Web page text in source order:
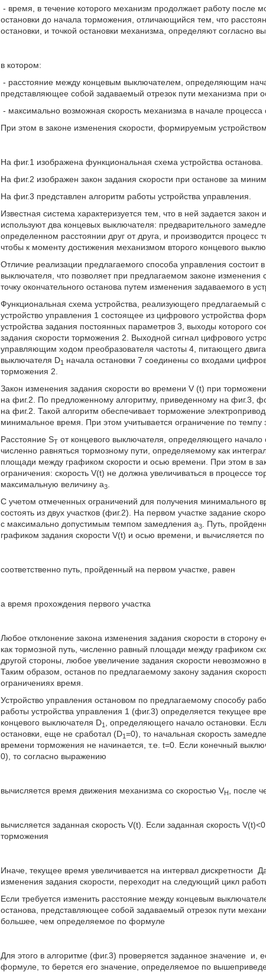
- время, в течение которого механизм продолжает работу после
остановки до начала торможения, отличающийся тем, что
остановки, и точкой остановки механизма, определяют согласно
в котором:
- расстояние между концевым выключателем, определяющим
представляющее собой задаваемый отрезок пути механизма при
- максимально возможная скорость механизма в начале
При этом в законе изменения скорости, формируемым
На фиг.1 изображена функциональная схема устройства останова.
На фиг.2 изображен закон задания скорости при останове за
На фиг.3 представлен алгоритм работы устройства управления.
Известная система характеризуется тем, что в ней задается
используют два концевых выключателя: предварительного
определенном расстоянии друг от друга, и производится
чтобы к моменту достижения механизмом второго концевого
Отличие реализации предлагаемого способа управления состоит
выключателя, что позволяет при предлагаемом законе
точку окончательного останова путем изменения задаваемого в
Функциональная схема устройства, реализующего предлагаемый
устройство управления 1 состоящее из цифрового устройства
устройства задания постоянных параметров 3, выходы которого
задания скорости торможения 2. Выходной сигнал цифрового
управляющим ходом преобразователя частоты 4, питающего
выключателя D1 начала остановки 7 соединены со входами
торможения 2.
Закон изменения задания скорости во времени V (t) при
на фиг.2. По предложенному алгоритму, приведенному на фиг.3,
на фиг.2. Такой алгоритм обеспечивает торможение
минимальное время. При этом учитывается ограничение по
Расстояние ST от концевого выключателя, определяющего начало
численно равняться тормозному пути, определяемому как
площади между графиком скорости и осью времени. При этом в
ограничения: скорость V(t) не должна увеличиваться в процессе
максимальную величину а3
С учетом отмеченных ограничений для получения минимального
состоять из двух участков (фиг.2). На первом участке задание
с максимально допустимым темпом замедления а3
. Путь,
графиком задания скорости V(t) и осью времени, и вычисляется
соответственно путь, пройденный на первом участке, равен
а время прохождения первого участка
Любое отклонение закона изменения задания скорости в
как тормозной путь, численно равный площади между графиком
другой стороны, любое увеличение задания скорости
Таким образом, останов по предлагаемому закону задания
ограничениях время.
Устройство управления остановом по предлагаемому способу
работы устройства управления 1 (фиг.3) определяется текущее
концевого выключателя D1 , определяющего начало остановки.
остановки, еще не сработал (D1=0), то начальная скорость
времени торможения не начинается, т.е. t=0. Если конечный
0), то согласно выражению
вычисляется время движения механизма со скоростью VH , после
вычисляется заданная скорость V(t). Если заданная скорость
торможения
Иначе, текущее время увеличивается на интервал дискретности
изменения задания скорости, переходит на следующий цикл
Если требуется изменить расстояние между концевым
останова, представляющее собой задаваемый отрезок пути
большее, чем определяемое по формуле
Для этого в алгоритме (фиг.3) проверяется заданное значение и,
формуле, то берется его значение, определяемое по